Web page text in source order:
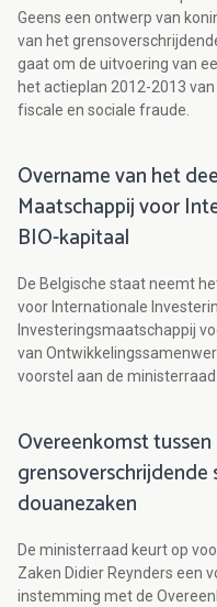
Geens een ontwerp van
van het
gaat om de uitvoering van
het actieplan 2012-2013
fiscale en sociale fraude.
Overname van het
Maatschappij voor
BIO-kapitaal
De Belgische staat neemt
voor Internationale
Investeringsmaatschappij
van
voorstel aan de ministerraad
Overeenkomst
douanezaken
De ministerraad keurt op
Zaken Didier Reynders een
instemming met de